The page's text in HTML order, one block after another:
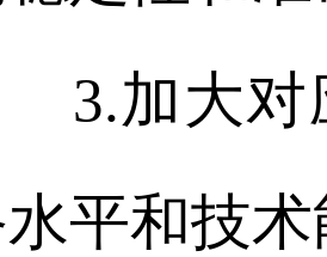
加大对应
平和技